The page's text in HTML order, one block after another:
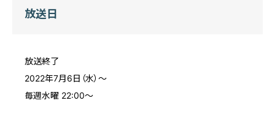
放送日
放送終了
2022年7月6日（水）〜
毎週水曜 22:00～